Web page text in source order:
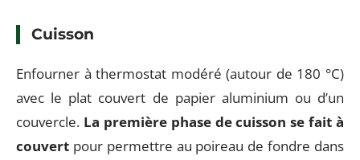
Cuisson
Enfourner à thermostat modéré (autour de 180 °C)
avec le plat couvert de papier aluminium ou d’un
couvercle. La première phase de cuisson se fait à
couvert pour permettre au poireau de fondre dans